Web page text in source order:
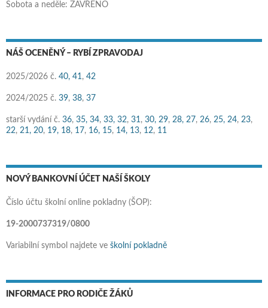
Sobota a neděle: ZAVŘENO
NÁŠ OCENĚNÝ – RYBÍ ZPRAVODAJ
2025/2026 č. 40, 41, 42
2024/2025 č. 39, 38, 37
starší vydání č. 36, 35, 34, 33, 32, 31, 30, 29, 28, 27, 26, 25, 24, 23,
22, 21, 20, 19, 18, 17, 16, 15, 14, 13, 12, 11
NOVÝ BANKOVNÍ ÚČET NAŠÍ ŠKOLY
Číslo účtu školní online pokladny (ŠOP):
19-2000737319/0800
Variabilní symbol najdete ve školní pokladně
INFORMACE PRO RODIČE ŽÁKŮ